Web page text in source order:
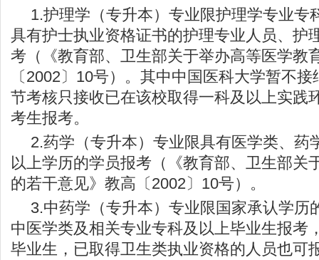
1.护理学（专升本）专业限护理学专业专
具有护士执业资格证书的护理专业人员、护
考（《教育部、卫生部关于举办高等医学教
〔2002〕10号）。其中中国医科大学暂不
节考核只接收已在该校取得一科及以上实践
考生报考。
2.药学（专升本）专业限具有医学类、药
以上学历的学员报考（《教育部、卫生部关
的若干意见》教高〔2002〕10号）。
3.中药学（专升本）专业限国家承认学历
中医学类及相关专业专科及以上毕业生报考
毕业生，已取得卫生类执业资格的人员也可